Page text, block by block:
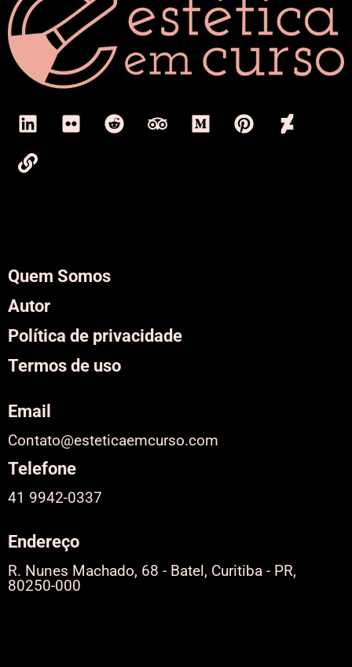
Quem Somos
Autor
Política de privacidade
Termos de uso
Email
Contato@esteticaemcurso.com
Telefone
41 9942-0337
Endereço
R. Nunes Machado, 68 - Batel, Curitiba - PR,
80250-000